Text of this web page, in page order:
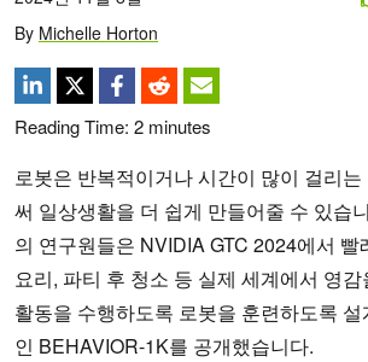
By Michelle Horton
Reading Time: 2 minutes
로봇은 반복적이거나 시간이 많이 걸리
써 일상생활을 더 쉽게 만들어줄 수 있습
의 연구원들은 NVIDIA GTC 2024에서 빨
요리, 파티 후 청소 등 실제 세계에서 영
활동을 수행하도록 로봇을 훈련하도록
인 BEHAVIOR-1K를 공개했습니다.